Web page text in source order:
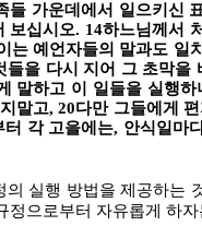
가운데에서 일으키신
십시오. 14하느님께서
예언자들의 말과도 일
을 다시 지어 그 초막
하고 이 일들을 실행
말고, 20다만 그들에게
각 고을에는, 안식일
실행 방법을 제공하는
으로부터 자유롭게 하